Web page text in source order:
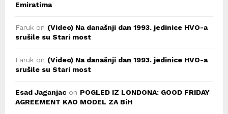
Emiratima
Faruk on (Video) Na današnji dan 1993. jedinice HVO-a
srušile su Stari most
Faruk on (Video) Na današnji dan 1993. jedinice HVO-a
srušile su Stari most
Esad Jaganjac on POGLED IZ LONDONA: GOOD FRIDAY
AGREEMENT KAO MODEL ZA BiH